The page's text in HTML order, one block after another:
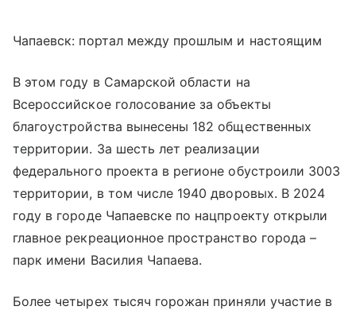
Чапаевск: портал между прошлым и настоящим
В этом году в Самарской области на
Всероссийское голосование за объекты
благоустройства вынесены 182 общественных
территории. За шесть лет реализации
федерального проекта в регионе обустроили 3003
территории, в том числе 1940 дворовых. В 2024
году в городе Чапаевске по нацпроекту открыли
главное рекреационное пространство города –
парк имени Василия Чапаева.
Более четырех тысяч горожан приняли участие в